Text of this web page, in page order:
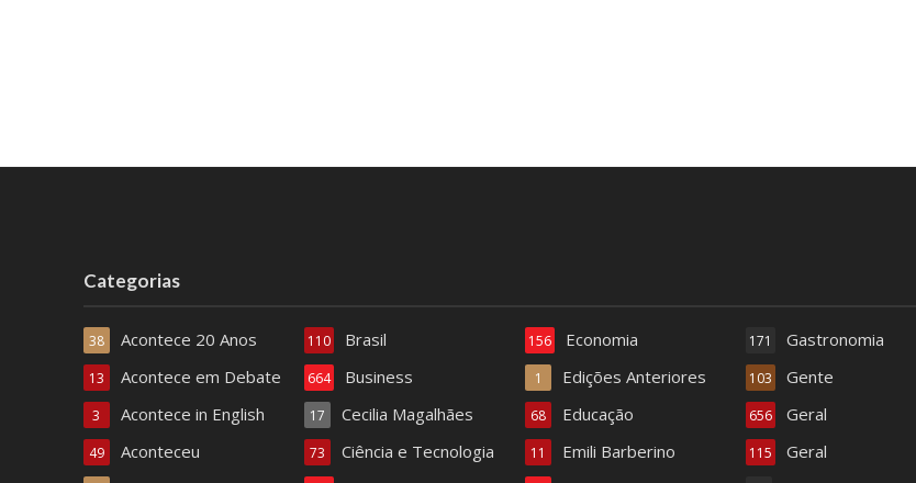
Categorias
Acontece 20 Anos
38
Acontece em Debate
13
Acontece in English
3
Aconteceu
49
Brasil
110
Business
664
Cecilia Magalhães
17
Ciência e Tecnologia
73
Economia
156
Edições Anteriores
1
Educação
68
Emili Barberino
11
Gastronomia
171
Gente
103
Geral
656
Geral
115